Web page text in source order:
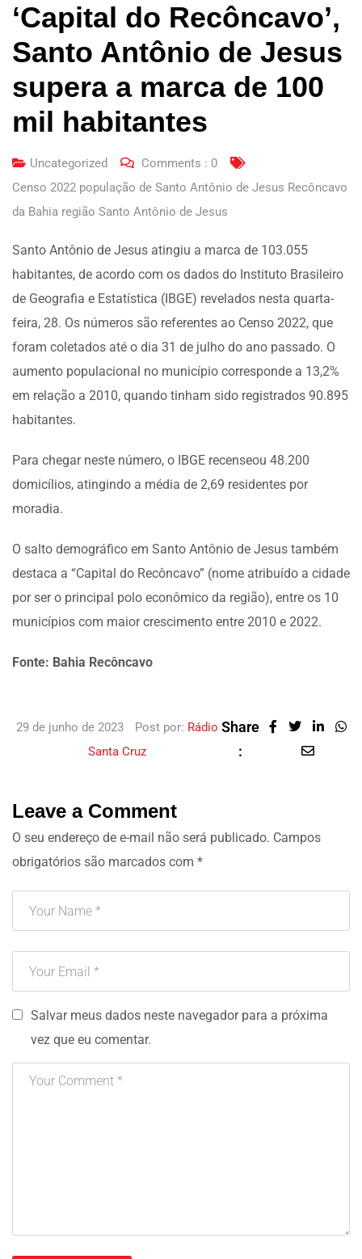
‘Capital do Recôncavo’,
Santo Antônio de Jesus
supera a marca de 100
mil habitantes
Uncategorized Comments : 0
Censo 2022 população de Santo Antônio de Jesus Recôncavo
da Bahia região Santo Antônio de Jesus
Santo Antônio de Jesus atingiu a marca de 103.055
habitantes, de acordo com os dados do Instituto Brasileiro
de Geografia e Estatística (IBGE) revelados nesta quarta-
feira, 28. Os números são referentes ao Censo 2022, que
foram coletados até o dia 31 de julho do ano passado. O
aumento populacional no município corresponde a 13,2%
em relação a 2010, quando tinham sido registrados 90.895
habitantes.
Para chegar neste número, o IBGE recenseou 48.200
domicílios, atingindo a média de 2,69 residentes por
moradia.
O salto demográfico em Santo Antônio de Jesus também
destaca a “Capital do Recôncavo” (nome atribuído a cidade
por ser o principal polo econômico da região), entre os 10
municípios com maior crescimento entre 2010 e 2022.
Fonte: Bahia Recôncavo
29 de junho de 2023 Post por: Rádio
Santa Cruz
Share
:
Leave a Comment
O seu endereço de e-mail não será publicado. Campos
obrigatórios são marcados com *
Salvar meus dados neste navegador para a próxima
vez que eu comentar.